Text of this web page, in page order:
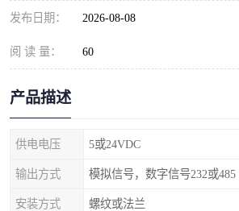
发布日期： 2026-08-08
阅 读 量： 60
产品描述
供电电压 5或24VDC
输出方式 模拟信号，数字信号232或485
安装方式 螺纹或法兰